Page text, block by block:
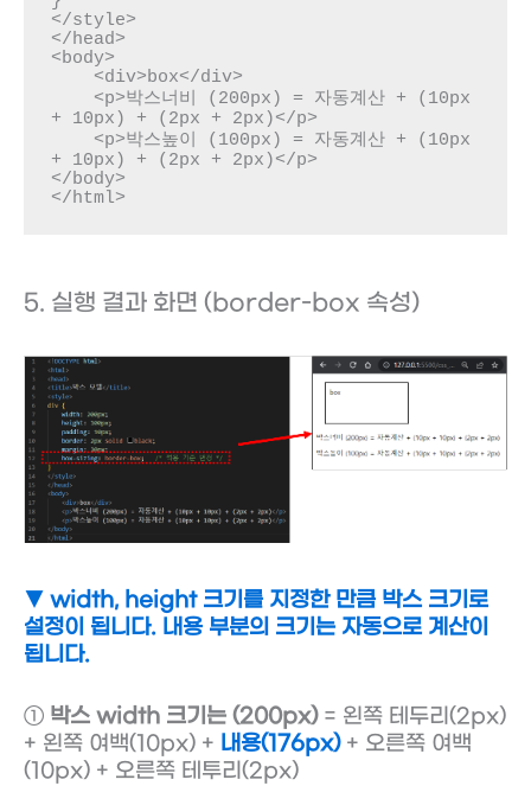
</style>
</head>
<body>
+ 10px) + (2px + 2px)</p>
+ 10px) + (2px + 2px)</p>
</body>
</html>
5. 실행 결과 화면 (border-box 속성)
▼ width, height 크기를 지정한 만큼 박스 크기로
설정이 됩니다. 내용 부분의 크기는 자동으로 계산이
됩니다.
① 박스 width 크기는 (200px)= 왼쪽 테두리(2px)
+ 왼쪽 여백(10px) + 내용(176px)+ 오른쪽 여백
(10px) + 오른쪽 테투리(2px)